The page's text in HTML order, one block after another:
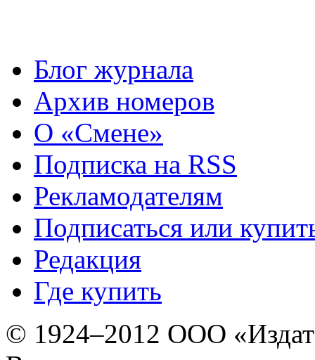
Блог журнала
Архив номеров
О «Смене»
Подписка на RSS
Рекламодателям
Подписаться или
Редакция
Где купить
© 1924–2012 ООО